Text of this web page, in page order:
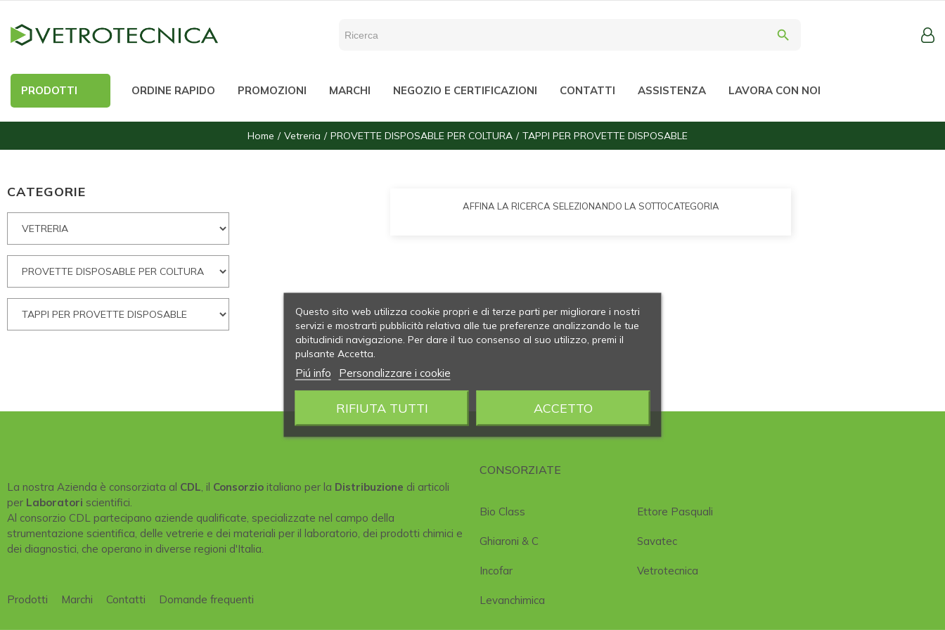
search
PRODOTTI ORDINE RAPIDO PROMOZIONI MARCHI NEGOZIO E CERTIFICAZIONI CONTATTI ASSISTENZA LAVORA CON NOI
Home Vetreria PROVETTE DISPOSABLE PER COLTURA TAPPI PER PROVETTE DISPOSABLE
CATEGORIE
AFFINA LA RICERCA SELEZIONANDO LA SOTTOCATEGORIA
La nostra Azienda è consorziata al CDL, il Consorzio italiano per la Distribuzione di articoli
per Laboratori scientifici.
Al consorzio CDL partecipano aziende qualificate, specializzate nel campo della
strumentazione scientifica, delle vetrerie e dei materiali per il laboratorio, dei prodotti chimici e
dei diagnostici, che operano in diverse regioni d'Italia.
Prodotti Marchi Contatti Domande frequenti
CONSORZIATE
Bio Class
Ghiaroni & C
Incofar
Levanchimica
Ettore Pasquali
Savatec
Vetrotecnica
Questo sito web utilizza cookie propri e di terze parti per migliorare i nostri
servizi e mostrarti pubblicità relativa alle tue preferenze analizzando le tue
abitudinidi navigazione. Per dare il tuo consenso al suo utilizzo, premi il
pulsante Accetta.
Piú info Personalizzare i cookie
RIFIUTA TUTTI ACCETTO